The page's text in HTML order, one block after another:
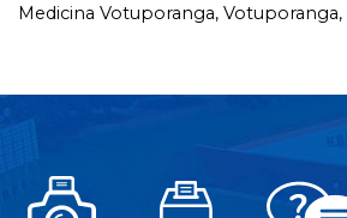
Medicina Votuporanga, Votuporanga,